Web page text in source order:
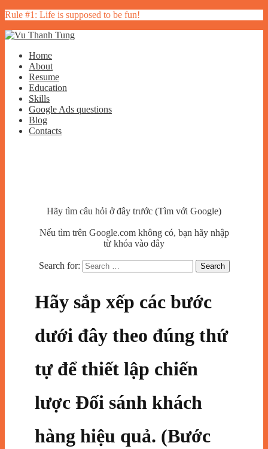
Rule #1: Life is supposed to be fun!
Home
About
Resume
Education
Skills
Google Ads questions
Blog
Contacts
Hãy tìm câu hỏi ở đây trước (Tìm với Google)
Nếu tìm trên Google.com không có, bạn hãy nhập
từ khóa vào đây
Search for:
Hãy sắp xếp các bước
dưới đây theo đúng thứ
tự để thiết lập chiến
lược Đối sánh khách
hàng hiệu quả. (Bước